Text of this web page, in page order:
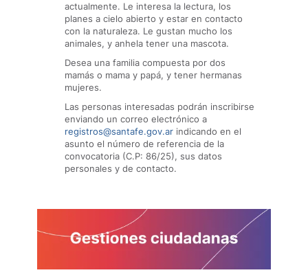
actualmente. Le interesa la lectura, los
planes a cielo abierto y estar en contacto
con la naturaleza. Le gustan mucho los
animales, y anhela tener una mascota.
Desea una familia compuesta por dos
mamás o mama y papá, y tener hermanas
mujeres.
Las personas interesadas podrán inscribirse
enviando un correo electrónico a
registros@santafe.gov.ar indicando en el
asunto el número de referencia de la
convocatoria (C.P: 86/25), sus datos
personales y de contacto.